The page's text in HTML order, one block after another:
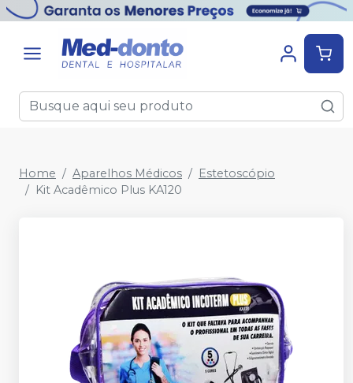
Home Aparelhos Médicos
Estetoscópio
Kit Acadêmico Plus KA120